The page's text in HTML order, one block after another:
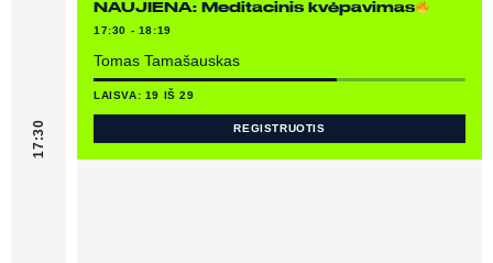
17:30
NAUJIENA: Meditacinis kvėpavimas
17:30 - 18:19
Tomas Tamašauskas
LAISVA: 19 IŠ 29
REGISTRUOTIS